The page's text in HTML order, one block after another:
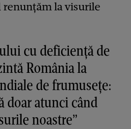
cu deficiență de
România la
de frumusețe:
doar atunci când
noastre”